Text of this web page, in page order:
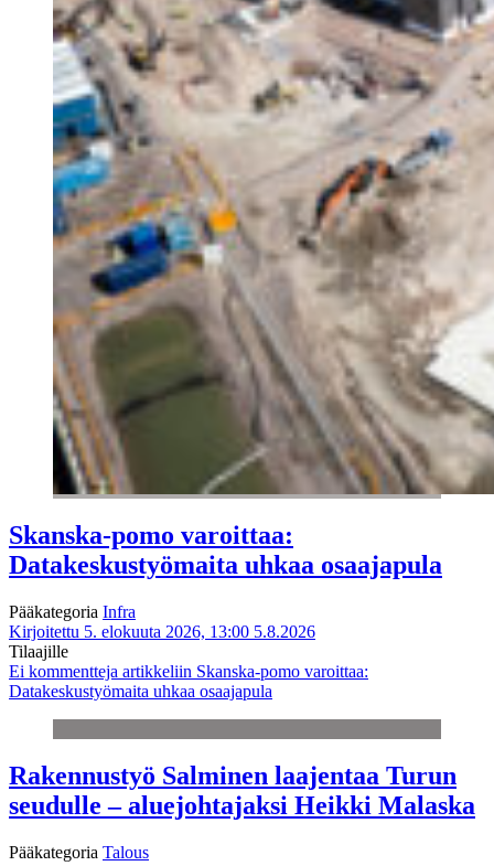
Skanska-pomo varoittaa:
Datakeskustyömaita uhkaa osaajapula
Pääkategoria Infra
Kirjoitettu 5. elokuuta 2026, 13:00 5.8.2026
Tilaajille
Ei kommentteja artikkeliin Skanska-pomo varoittaa:
Datakeskustyömaita uhkaa osaajapula
Rakennustyö Salminen laajentaa Turun
seudulle – aluejohtajaksi Heikki Malaska
Pääkategoria Talous